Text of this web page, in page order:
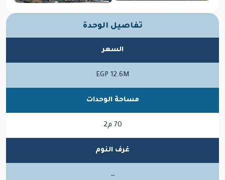
تفاصيل الوحدة
السعر
EGP 12.6M
مساحة الوحدات
70 م2
غرف النوم
—